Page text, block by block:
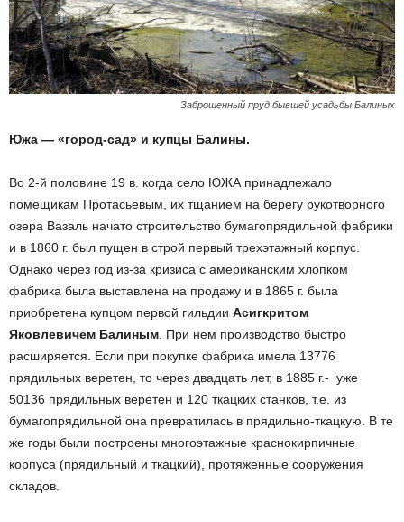
Заброшенный пруд бывшей усадьбы Балиных
Южа — «город-сад» и купцы Балины.
Во 2-й половине 19 в. когда село ЮЖА принадлежало
помещикам Протасьевым, их тщанием на берегу рукотворного
озера Вазаль начато строительство бумагопрядильной фабрики
и в 1860 г. был пущен в строй первый трехэтажный корпус.
Однако через год из-за кризиса с американским хлопком
фабрика была выставлена на продажу и в 1865 г. была
приобретена купцом первой гильдии Асигкритом
Яковлевичем Балиным. При нем производство быстро
расширяется. Если при покупке фабрика имела 13776
прядильных веретен, то через двадцать лет, в 1885 г.- уже
50136 прядильных веретен и 120 ткацких станков, т.е. из
бумагопрядильной она превратилась в прядильно-ткацкую. В те
же годы были построены многоэтажные краснокирпичные
корпуса (прядильный и ткацкий), протяженные сооружения
складов.